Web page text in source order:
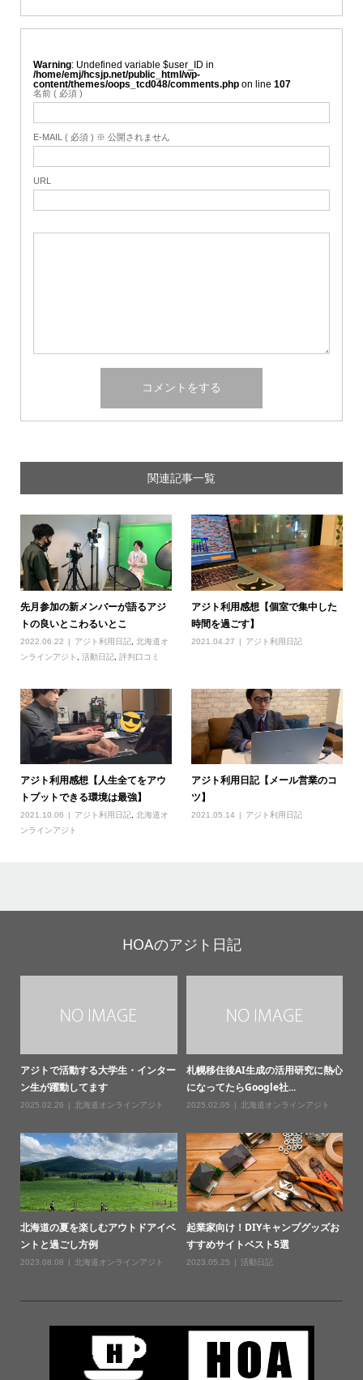
Warning : Undefined variable $user_ID in
/home/emj/hcsjp.net/public_html/wp-
content/themes/oops_tcd048/comments.phpon line 107
名前 ( 必須 )
E-MAIL ( 必須 ) ※ 公開されません
URL
関連記事一覧
先月参加の新メンバーが語るアジ
トの良いとこわるいとこ
2022.06.22 アジト利用日記
北海道オ
ンラインアジト
活動日記 評判口コミ
アジト利用感想【個室で集中した
時間を過ごす】
2021.04.27 アジト利用日記
アジト利用感想【人生全てをアウ
トプットできる環境は最強】
2021.10.06 アジト利用日記
北海道オ
ンラインアジト
アジト利用日記【メール営業のコ
ツ】
2021.05.14 アジト利用日記
HOAのアジト日記
アジトで活動する大学生・インター
ン生が躍動してます
2025.02.26 北海道オンラインアジト
札幌移住後AI生成の活用研究に熱心
になってたらGoogle社...
2025.02.05 北海道オンラインアジト
北海道の夏を楽しむアウトドアイベ
ントと過ごし方例
2023.08.08 北海道オンラインアジト
起業家向け！DIYキャンプグッズお
すすめサイトベスト5選
2023.05.25 活動日記